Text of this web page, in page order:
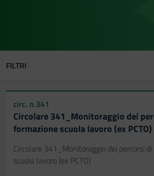
FILTRI
circ. n.341
Circolare 341_Monitoraggio dei
formazione scuola lavoro (ex PCTO)
Circolare 341_Monitoraggio dei percorsi
scuola lavoro (ex PCTO)